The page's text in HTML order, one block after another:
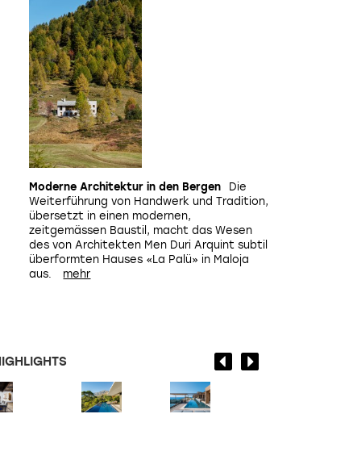
Moderne Architektur in den Bergen
Die
Weiterführung von Handwerk und Tradition,
übersetzt in einen modernen,
zeitgemässen Baustil, macht das Wesen
des von Architekten Men Duri Arquint subtil
überformten Hauses «La Palü» in Maloja
aus.